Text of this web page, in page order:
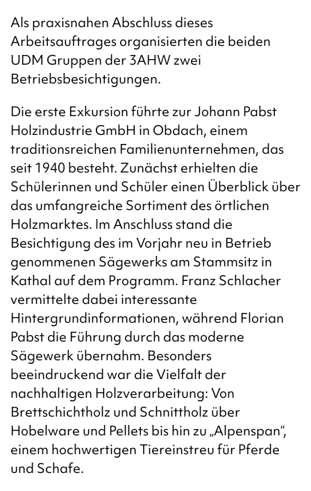
Als praxisnahen Abschluss dieses
Arbeitsauftrages organisierten die beiden
UDM Gruppen der 3AHW zwei
Betriebsbesichtigungen.
Die erste Exkursion führte zur Johann Pabst
Holzindustrie GmbH in Obdach, einem
traditionsreichen Familienunternehmen, das
seit 1940 besteht. Zunächst erhielten die
Schülerinnen und Schüler einen Überblick über
das umfangreiche Sortiment des örtlichen
Holzmarktes. Im Anschluss stand die
Besichtigung des im Vorjahr neu in Betrieb
genommenen Sägewerks am Stammsitz in
Kathal auf dem Programm. Franz Schlacher
vermittelte dabei interessante
Hintergrundinformationen, während Florian
Pabst die Führung durch das moderne
Sägewerk übernahm. Besonders
beeindruckend war die Vielfalt der
nachhaltigen Holzverarbeitung: Von
Brettschichtholz und Schnittholz über
Hobelware und Pellets bis hin zu „Alpenspan“,
einem hochwertigen Tiereinstreu für Pferde
und Schafe.